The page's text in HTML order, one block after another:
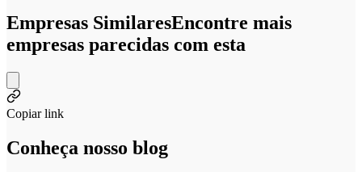
Empresas SimilaresEncontre mais
empresas parecidas com esta
Copiar link
Conheça nosso blog